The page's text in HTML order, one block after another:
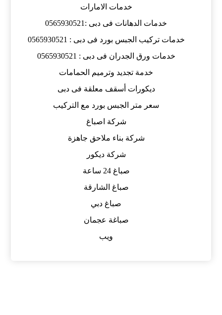
خدمات الامارات
خدمات الدهانات فى دبى :0565930521
خدمات تركيب الجبس بورد فى دبى : 0565930521
خدمات ورق الجدران فى دبى : 0565930521
خدمة تجديد وترميم الحمامات
ديكورات أسقف معلقة فى دبى
سعر متر الجبس بورد مع التركيب
شركة اصباغ
شركة بناء ملاحق جاهزة
شركة ديكور
صباغ 24 ساعة
صباغ الشارقة
صباغ دبي
صباغة عجمان
ويب